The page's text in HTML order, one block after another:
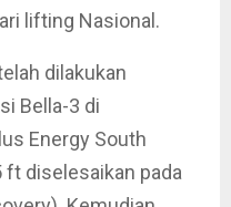
lifting Nasional.
dilakukan
Bella-3 di
Energy South
ft diselesaikan pada